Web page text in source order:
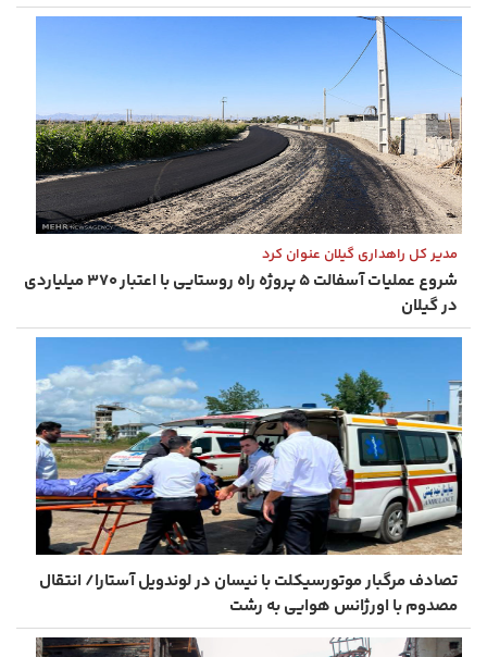
مدیر کل راهداری گیلان عنوان کرد
شروع عملیات آسفالت ۵ پروژه راه ‌روستایی با اعتبار ۳۷۰ میلیاردی
در گیلان
تصادف مرگبار موتورسیکلت با نیسان در لوندویل آستارا/ انتقال
مصدوم با اورژانس هوایی به رشت